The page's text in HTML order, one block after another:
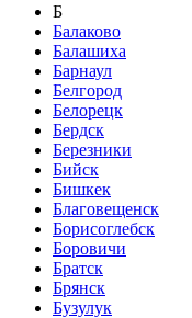
Б
Балаково
Балашиха
Барнаул
Белгород
Белорецк
Бердск
Березники
Бийск
Бишкек
Благовещенск
Борисоглебск
Боровичи
Братск
Брянск
Бузулук